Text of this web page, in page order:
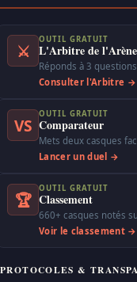
⚔
OUTIL GRATUIT
L'Arbitre de l'Arène
Réponds à 3
Consulter l'Arbitre →
VS
OUTIL GRATUIT
Comparateur
Mets deux casques
Lancer un duel →
🏆
OUTIL GRATUIT
Classement
660+ casques notés
Voir le classement →
PROTOCOLES &